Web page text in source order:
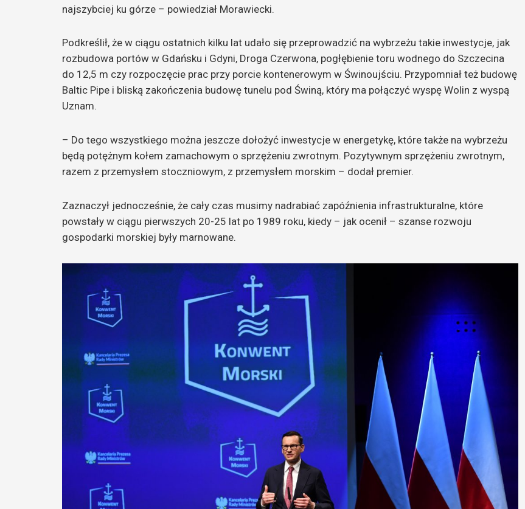
najszybciej ku górze – powiedział Morawiecki.
Podkreślił, że w ciągu ostatnich kilku lat udało się przeprowadzić na wybrzeżu takie inwestycje, jak
rozbudowa portów w Gdańsku i Gdyni, Droga Czerwona, pogłębienie toru wodnego do Szczecina
do 12,5 m czy rozpoczęcie prac przy porcie kontenerowym w Świnoujściu. Przypomniał też budowę
Baltic Pipe i bliską zakończenia budowę tunelu pod Świną, który ma połączyć wyspę Wolin z wyspą
Uznam.
– Do tego wszystkiego można jeszcze dołożyć inwestycje w energetykę, które także na wybrzeżu
będą potężnym kołem zamachowym o sprzężeniu zwrotnym. Pozytywnym sprzężeniu zwrotnym,
razem z przemysłem stoczniowym, z przemysłem morskim – dodał premier.
Zaznaczył jednocześnie, że cały czas musimy nadrabiać zapóźnienia infrastrukturalne, które
powstały w ciągu pierwszych 20-25 lat po 1989 roku, kiedy – jak ocenił – szanse rozwoju
gospodarki morskiej były marnowane.